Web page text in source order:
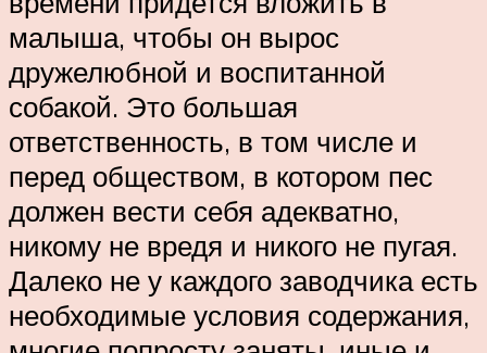
малыша, чтобы он вырос
дружелюбной и воспитанной
собакой. Это большая
ответственность, в том числе и
перед обществом, в котором пес
должен вести себя адекватно,
никому не вредя и никого не пугая.
Далеко не у каждого заводчика есть
необходимые условия содержания,